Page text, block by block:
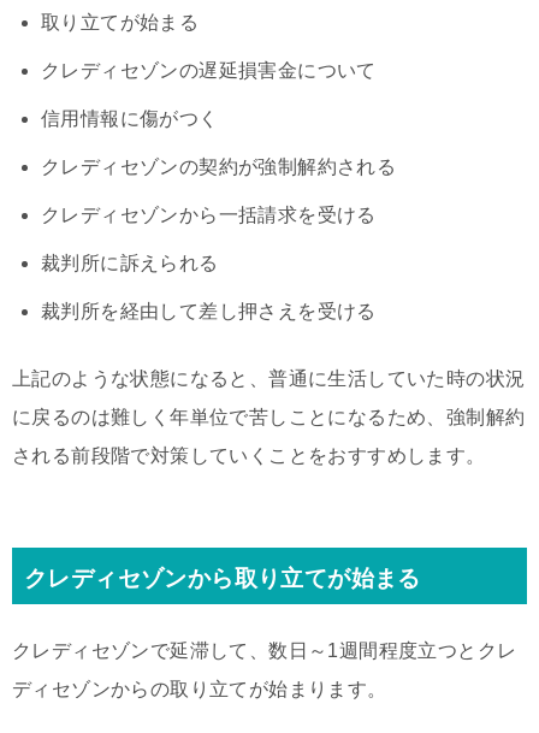
取り立てが始まる
クレディセゾンの遅延損害金について
信用情報に傷がつく
クレディセゾンの契約が強制解約される
クレディセゾンから一括請求を受ける
裁判所に訴えられる
裁判所を経由して差し押さえを受ける
上記のような状態になると、普通に生活していた時の状況
に戻るのは難しく年単位で苦しことになるため、強制解約
される前段階で対策していくことをおすすめします。
クレディセゾンから取り立てが始まる
クレディセゾンで延滞して、数日～1週間程度立つとクレ
ディセゾンからの取り立てが始まります。